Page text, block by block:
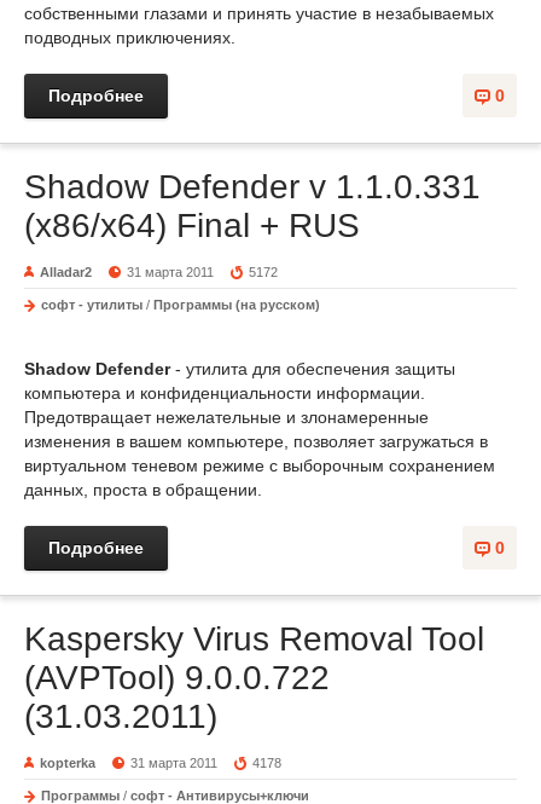
собственными глазами и принять участие в незабываемых
подводных приключениях.
0
Подробнее
Shadow Defender v 1.1.0.331
(x86/x64) Final + RUS
Alladar2 31 марта 2011 5172
софт - утилиты / Программы (на русском)
Shadow Defender- утилита для обеспечения защиты
компьютера и конфиденциальности информации.
Предотвращает нежелательные и злонамеренные
изменения в вашем компьютере, позволяет загружаться в
виртуальном теневом режиме с выборочным сохранением
данных, проста в обращении.
0
Подробнее
Kaspersky Virus Removal Tool
(AVPTool) 9.0.0.722
(31.03.2011)
kopterka 31 марта 2011 4178
Программы / софт - Антивирусы+ключи